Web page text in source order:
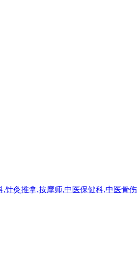
灸推拿,按摩师,中医保健科,中医骨